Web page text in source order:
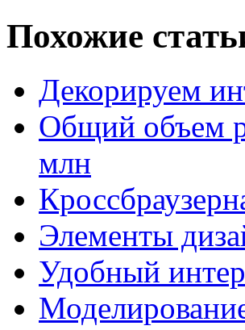
Похожие
Декорируем
Общий объем
млн
Элементы
Удобный